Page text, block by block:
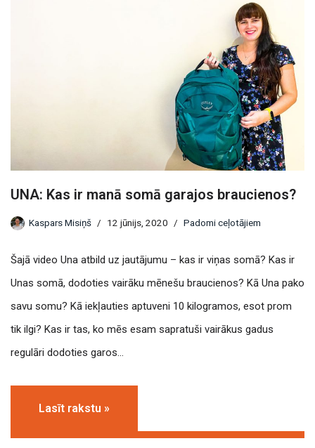
UNA: Kas ir manā somā garajos braucienos?
Kaspars Misiņš 12 jūnijs, 2020 Padomi ceļotājiem
Šajā video Una atbild uz jautājumu – kas ir viņas somā? Kas ir
Unas somā, dodoties vairāku mēnešu braucienos? Kā Una pako
savu somu? Kā iekļauties aptuveni 10 kilogramos, esot prom
tik ilgi? Kas ir tas, ko mēs esam sapratuši vairākus gadus
regulāri dodoties garos…
Lasīt rakstu »